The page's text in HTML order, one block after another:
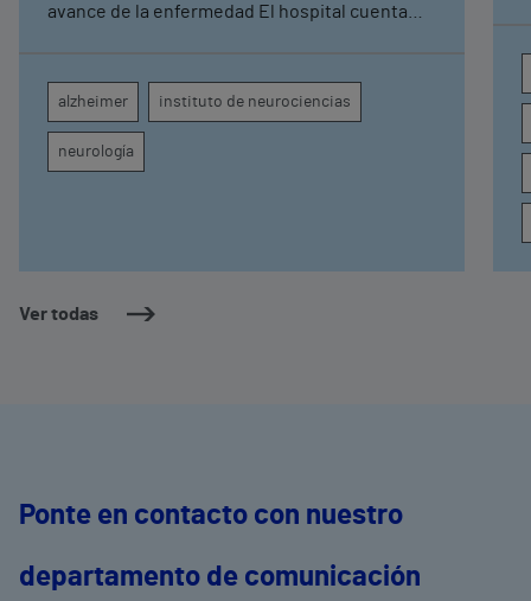
Ver todas
avance de la enfermedad El hospital cuenta
seguimiento clínico de cada paciente
alzheimer instituto de neurociencias
neurología
Ponte en contacto con nuestro
departamento de comunicación